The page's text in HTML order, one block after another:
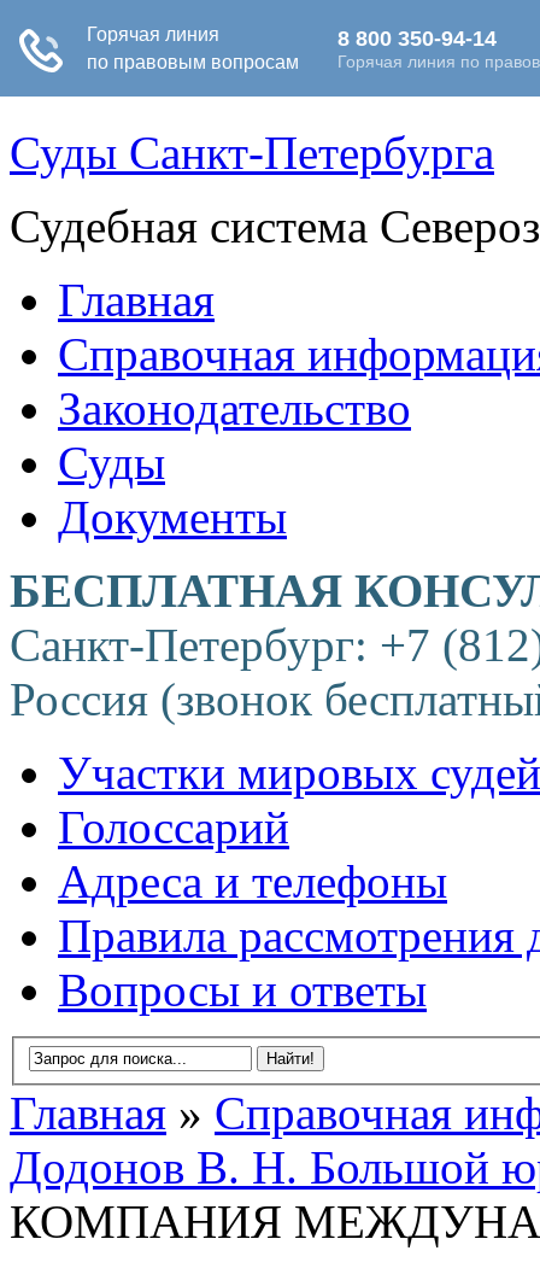
Суды Санкт-Петербурга
Судебная система
Главная
Справочная
Законодательство
Суды
Документы
БЕСПЛАТНАЯ
Санкт-Петербург: +7
Россия (звонок
Участки мировых судей
Голоссарий
Адреса и телефоны
Правила рассмотрения
Вопросы и ответы
Главная » Справочная
Додонов В. Н. Большой
КОМПАНИЯ